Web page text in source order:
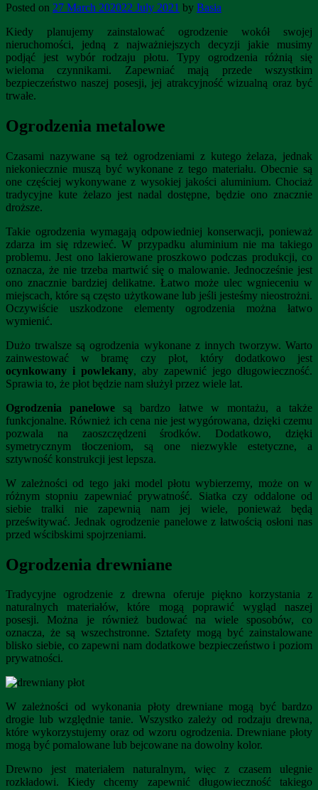
Posted on 27 March 202022 July 2021 by Basia
Kiedy planujemy zainstalować ogrodzenie wokół swojej
nieruchomości, jedną z najważniejszych decyzji jakie musimy
podjąć jest wybór rodzaju płotu. Typy ogrodzenia różnią się
wieloma czynnikami. Zapewniać mają przede wszystkim
bezpieczeństwo naszej posesji, jej atrakcyjność wizualną oraz być
trwałe.
Ogrodzenia metalowe
Czasami nazywane są też ogrodzeniami z kutego żelaza, jednak
niekoniecznie muszą być wykonane z tego materiału. Obecnie są
one częściej wykonywane z wysokiej jakości aluminium. Chociaż
tradycyjne kute żelazo jest nadal dostępne, będzie ono znacznie
droższe.
Takie ogrodzenia wymagają odpowiedniej konserwacji, ponieważ
zdarza im się rdzewieć. W przypadku aluminium nie ma takiego
problemu. Jest ono lakierowane proszkowo podczas produkcji, co
oznacza, że nie trzeba martwić się o malowanie. Jednocześnie jest
ono znacznie bardziej delikatne. Łatwo może ulec wgnieceniu w
miejscach, które są często użytkowane lub jeśli jesteśmy nieostrożni.
Oczywiście uszkodzone elementy ogrodzenia można łatwo
wymienić.
Dużo trwalsze są ogrodzenia wykonane z innych tworzyw. Warto
zainwestować w bramę czy płot, który dodatkowo jest
ocynkowany i powlekany, aby zapewnić jego długowieczność.
Sprawia to, że płot będzie nam służył przez wiele lat.
Ogrodzenia panelowe są bardzo łatwe w montażu, a także
funkcjonalne. Również ich cena nie jest wygórowana, dzięki czemu
pozwala na zaoszczędzeni środków. Dodatkowo, dzięki
symetrycznym tłoczeniom, są one niezwykle estetyczne, a
sztywność konstrukcji jest lepsza.
W zależności od tego jaki model płotu wybierzemy, może on w
różnym stopniu zapewniać prywatność. Siatka czy oddalone od
siebie tralki nie zapewnią nam jej wiele, ponieważ będą
prześwitywać. Jednak ogrodzenie panelowe z łatwością osłoni nas
przed wścibskimi spojrzeniami.
Ogrodzenia drewniane
Tradycyjne ogrodzenie z drewna oferuje piękno korzystania z
naturalnych materiałów, które mogą poprawić wygląd naszej
posesji. Można je również budować na wiele sposobów, co
oznacza, że ​​są wszechstronne. Sztafety mogą być zainstalowane
blisko siebie, co zapewni nam dodatkowe bezpieczeństwo i poziom
prywatności.
W zależności od wykonania płoty drewniane mogą być bardzo
drogie lub względnie tanie. Wszystko zależy od rodzaju drewna,
które wykorzystujemy oraz od wzoru ogrodzenia. Drewniane płoty
mogą być pomalowane lub bejcowane na dowolny kolor.
Drewno jest materiałem naturalnym, więc z czasem ulegnie
rozkładowi. Kiedy chcemy zapewnić długowieczność takiego